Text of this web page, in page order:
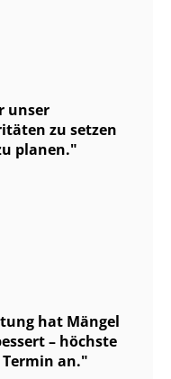
unser
zu setzen
planen.
hat Mängel
– höchste
an.